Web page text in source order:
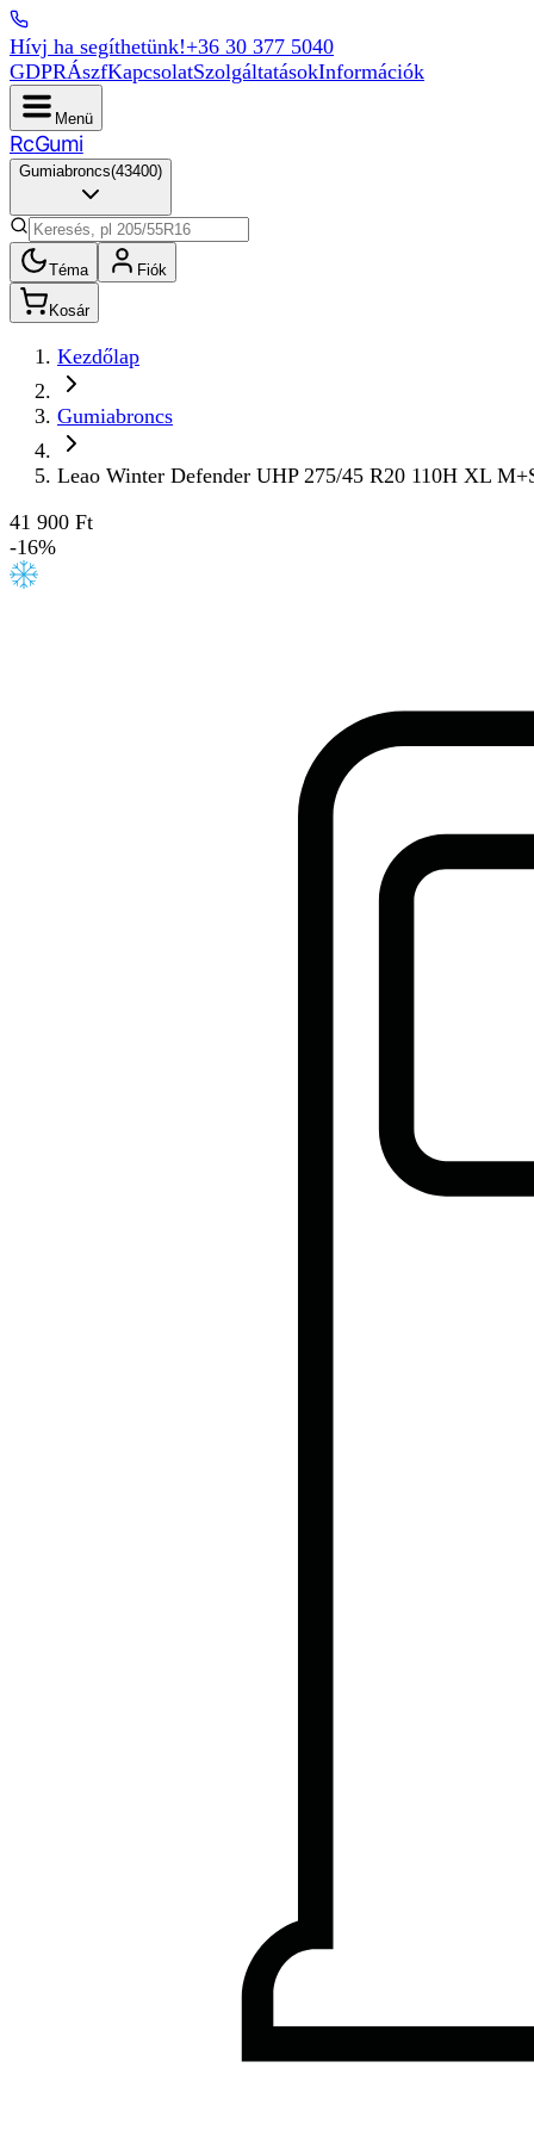
Hívj ha segíthetünk!+36 30 377 5040
GDPRÁszfKapcsolatSzolgáltatásokInformációk
Menü
RcGumi
Gumiabroncs(43400)
Téma Fiók
Kosár
Kezdőlap
Gumiabroncs
Leao Winter Defender UHP 275/45 R20 110H XL
41 900 Ft
-16%